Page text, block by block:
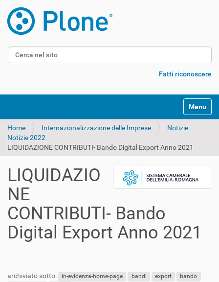
Cerca nel sito
Fatti riconoscere
Alterna
Home Internazionalizzazione delle Imprese
Notizie
Notizie 2022
LIQUIDAZIONE CONTRIBUTI- Bando Digital Export Anno 2021
LIQUIDAZIO
NE
CONTRIBUTI- Bando
Digital Export Anno 2021
archiviato sotto: in-evidenza-home-page bandi export
bando